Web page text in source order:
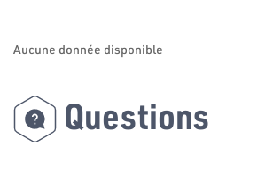
Aucune donnée disponible
Questions